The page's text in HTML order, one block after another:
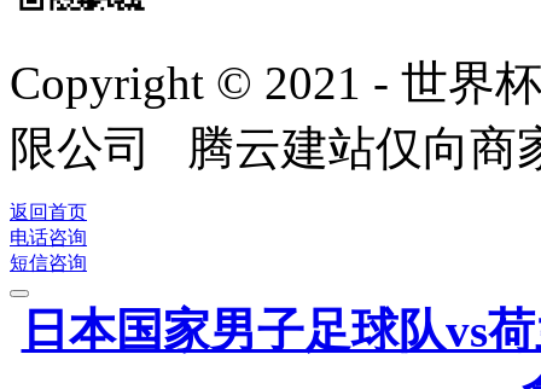
Copyright © 2021 - 世界
限公司 腾云建站仅向商
返回首页
电话咨询
短信咨询
日本国家男子足球队vs